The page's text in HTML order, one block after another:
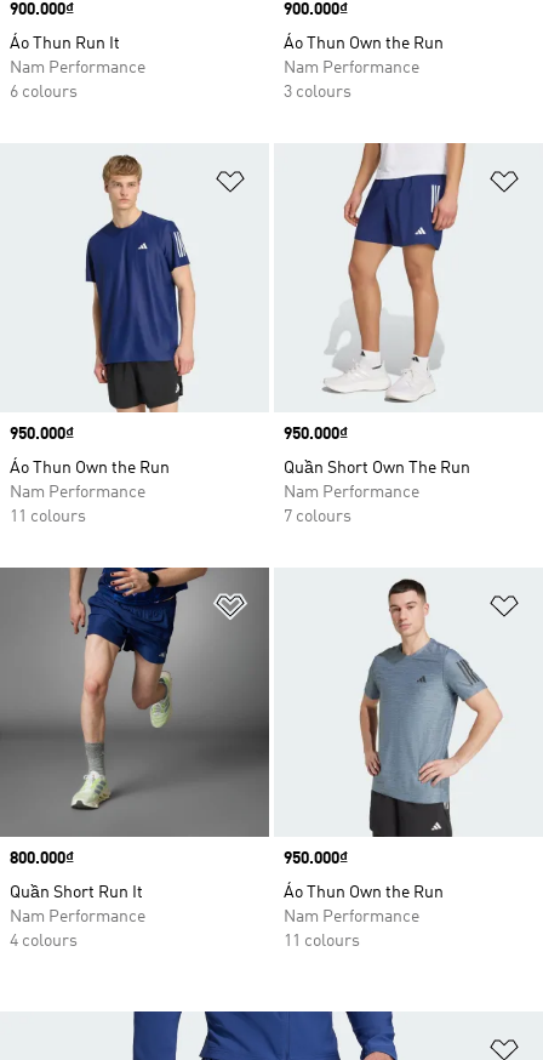
Price
900.000₫
Áo Thun Run It
Nam Performance
6 colours
Price
900.000₫
Áo Thun Own the Run
Nam Performance
3 colours
Add to Wishlist
Price
950.000₫
Áo Thun Own the Run
Nam Performance
11 colours
Price
950.000₫
Quần Short Own The Run
Nam Performance
7 colours
Price
800.000₫
Quần Short Run It
Nam Performance
4 colours
Price
950.000₫
Áo Thun Own the Run
Nam Performance
11 colours